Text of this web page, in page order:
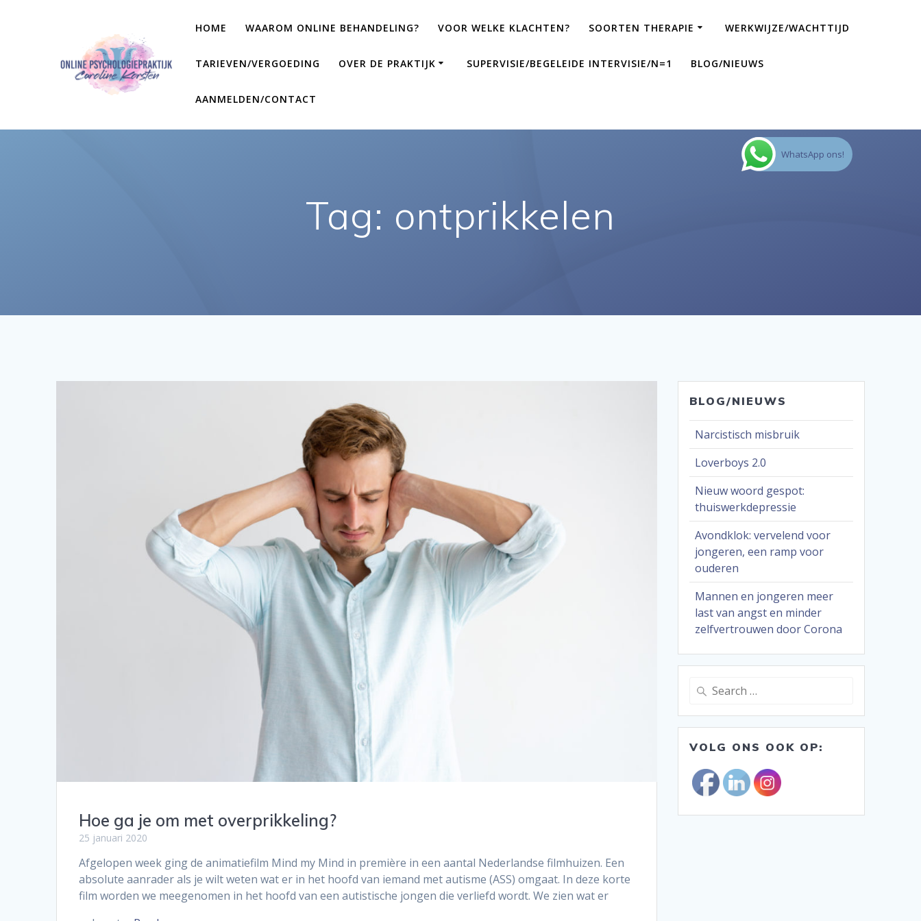
HOME WAAROM ONLINE BEHANDELING? VOOR WELKE KLACHTEN? SOORTEN THERAPIE WERKWIJZE/WACHTTIJD
TARIEVEN/VERGOEDING OVER DE PRAKTIJK SUPERVISIE/BEGELEIDE INTERVISIE/N=1 BLOG/NIEUWS
AANMELDEN/CONTACT
Tag: ontprikkelen
Hoe ga je om met overprikkeling?
25 januari 2020
Afgelopen week ging de animatiefilm Mind my Mind in première in een aantal Nederlandse filmhuizen. Een
absolute aanrader als je wilt weten wat er in het hoofd van iemand met autisme (ASS) omgaat. In deze korte
film worden we meegenomen in het hoofd van een autistische jongen die verliefd wordt. We zien wat er
BLOG/NIEUWS
Narcistisch misbruik
Loverboys 2.0
Nieuw woord gespot:
thuiswerkdepressie
Avondklok: vervelend voor
jongeren, een ramp voor
ouderen
Mannen en jongeren meer
last van angst en minder
zelfvertrouwen door Corona
Search
VOLG ONS OOK OP:
WhatsApp ons!